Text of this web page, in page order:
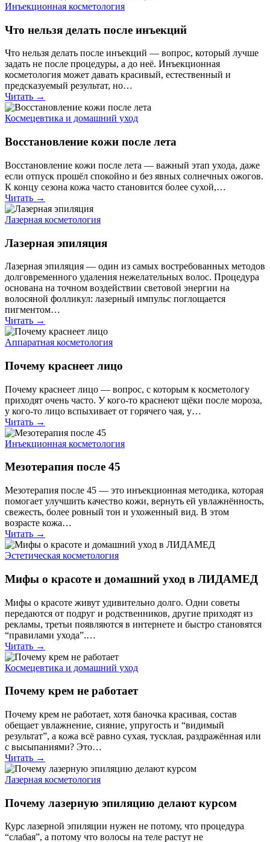
Инъекционная косметология
Что нельзя делать после инъекций
Что нельзя делать после инъекций — вопрос, который лучше
задать не после процедуры, а до неё. Инъекционная
косметология может давать красивый, естественный и
предсказуемый результат, но…
Читать →
Космецевтика и домашний уход
Восстановление кожи после лета
Восстановление кожи после лета — важный этап ухода, даже
если отпуск прошёл спокойно и без явных солнечных ожогов.
К концу сезона кожа часто становится более сухой,…
Читать →
Лазерная косметология
Лазерная эпиляция
Лазерная эпиляция — один из самых востребованных методов
долговременного удаления нежелательных волос. Процедура
основана на точном воздействии световой энергии на
волосяной фолликул: лазерный импульс поглощается
пигментом…
Читать →
Аппаратная косметология
Почему краснеет лицо
Почему краснеет лицо — вопрос, с которым к косметологу
приходят очень часто. У кого-то краснеют щёки после мороза,
у кого-то лицо вспыхивает от горячего чая, у…
Читать →
Инъекционная косметология
Мезотерапия после 45
Мезотерапия после 45 — это инъекционная методика, которая
помогает улучшить качество кожи, вернуть ей увлажнённость,
свежесть, более ровный тон и ухоженный вид. В этом
возрасте кожа…
Читать →
Эстетическая косметология
Мифы о красоте и домашний уход в ЛИДАМЕД
Мифы о красоте живут удивительно долго. Одни советы
передаются от подруг и родственников, другие приходят из
рекламы, третьи появляются в интернете и быстро становятся
“правилами ухода”.…
Читать →
Космецевтика и домашний уход
Почему крем не работает
Почему крем не работает, хотя баночка красивая, состав
обещает увлажнение, сияние, упругость и “видимый
результат”, а кожа всё равно сухая, тусклая, раздражённая или
с высыпаниями? Это…
Читать →
Лазерная косметология
Почему лазерную эпиляцию делают курсом
Курс лазерной эпиляции нужен не потому, что процедура
“слабая”, а потому что волосы на теле растут не